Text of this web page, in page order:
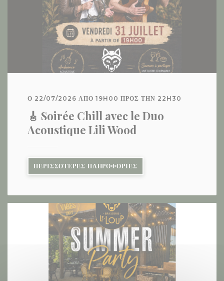
Ο 22/07/2026 ΑΠΌ 19H00 ΠΡΟΣ ΤΗΝ 22H30
🎸 Soirée Chill avec le Duo
Acoustique Lili Wood
ΠΕΡΙΣΣΌΤΕΡΕΣ ΠΛΗΡΟΦΟΡΊΕΣ